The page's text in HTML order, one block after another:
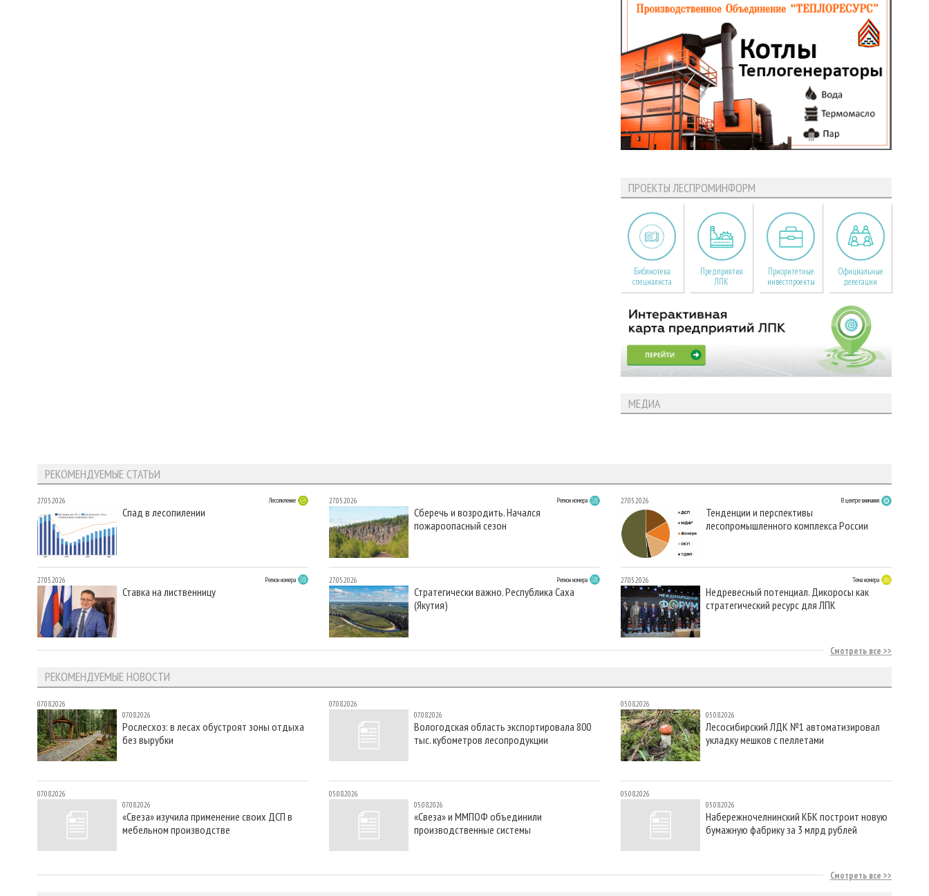
ПРОЕКТЫ ЛЕСПРОМИНФОРМ
Библиотека
специалиста
Предприятия
ЛПК
Приоритетные
инвестпроекты
Официальные
делегации
МЕДИА
РЕКОМЕНДУЕМЫЕ СТАТЬИ
27.05.2026 Лесопиление
Спад в лесопилении
27.05.2026 Регион номера
Ставка на лиственницу
27.05.2026 Регион номера
Сберечь и возродить. Начался
пожароопасный сезон
27.05.2026 Регион номера
Стратегически важно. Республика Саха
(Якутия)
27.05.2026 В центре внимания
Тенденции и перспективы
лесопромышленного комплекса России
27.05.2026 Тема номера
Недревесный потенциал. Дикоросы как
стратегический ресурс для ЛПК
Смотреть все
РЕКОМЕНДУЕМЫЕ НОВОСТИ
07.08.2026
07.08.2026
Рослесхоз: в лесах обустроят зоны отдыха
без вырубки
07.08.2026
07.08.2026
«Свеза» изучила применение своих ДСП в
мебельном производстве
07.08.2026
07.08.2026
Вологодская область экспортировала 800
тыс. кубометров лесопродукции
05.08.2026
05.08.2026
«Свеза» и ММПОФ объединили
производственные системы
05.08.2026
05.08.2026
Лесосибирский ЛДК №1 автоматизировал
укладку мешков с пеллетами
05.08.2026
05.08.2026
Набережночелнинский КБК построит новую
бумажную фабрику за 3 млрд рублей
Смотреть все